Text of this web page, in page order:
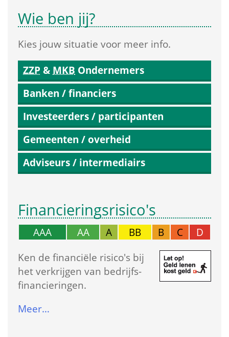
Wie ben jij?
Kies jouw situatie voor meer info.
ZZP & MKB Ondernemers
Banken / financiers
Investeerders / participanten
Gemeenten / overheid
Adviseurs / intermediairs
Financierings­risico's
AAA AA A BB B C
D
Ken de financiële risico's bij
het verkrijgen van bedrijfs­
financieringen.
Meer…